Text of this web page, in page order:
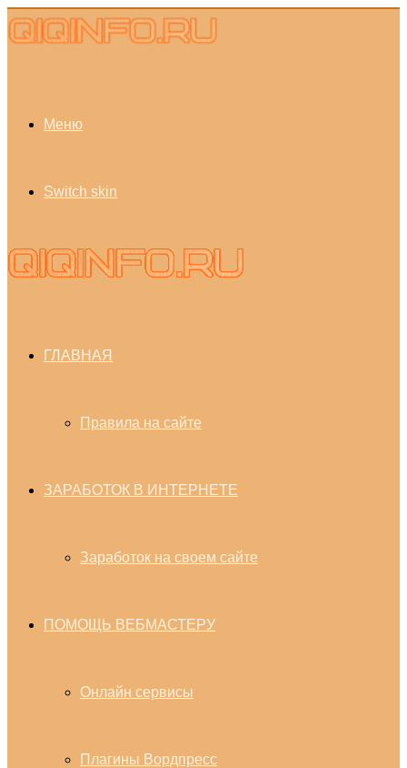
Меню
Switch skin
ГЛАВНАЯ
Правила на сайте
ЗАРАБОТОК В ИНТЕРНЕТЕ
Заработок на своем сайте
ПОМОЩЬ ВЕБМАСТЕРУ
Онлайн сервисы
Плагины Вордпресс